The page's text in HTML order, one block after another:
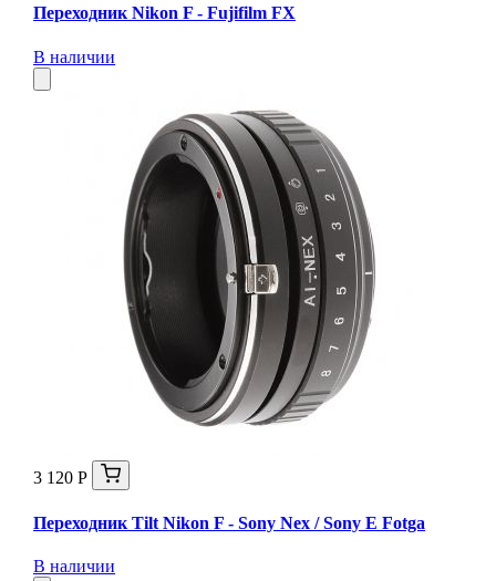
Переходник Nikon F - Fujifilm FX
В наличии
3 120 Р
Переходник Tilt Nikon F - Sony Nex / Sony E Fotga
В наличии